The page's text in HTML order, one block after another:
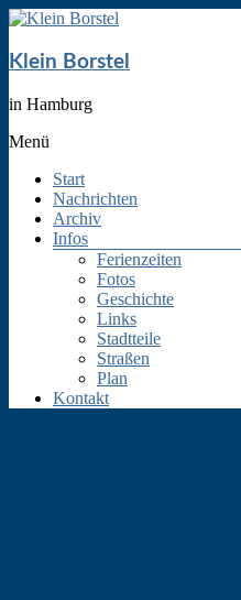
Klein Borstel
in Hamburg
Menü
Start
Nachrichten
Archiv
Infos
Ferienzeiten
Fotos
Geschichte
Links
Stadtteile
Straßen
Plan
Kontakt